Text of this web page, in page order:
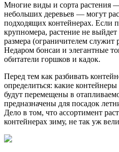
Многие виды и сорта растения
небольших деревьев — могут
подходящих контейнерах. Если
крупномера, растение не
размера (ограничителем служит
Недаром бонсаи и элегантные
обитатели горшков и кадок.
Перед тем как разбивать
определиться: какие
будут перемещены в
предназначены для посадок
Дело в том, что ассортимент
контейнерах зиму, не так уж